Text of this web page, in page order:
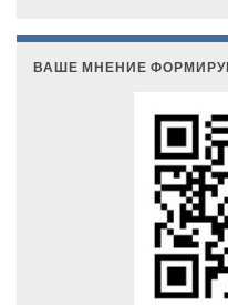
ВАШЕ МНЕНИЕ